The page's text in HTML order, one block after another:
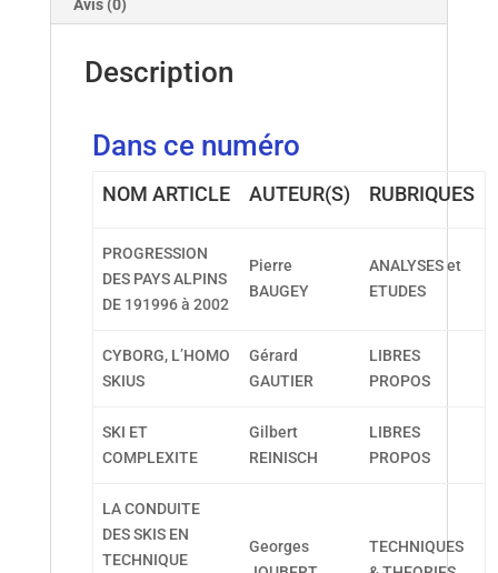
Avis (0)
Description
Dans ce numéro
NOM ARTICLE AUTEUR(S) RUBRIQUES
PROGRESSION
DES PAYS ALPINS
DE 191996 à 2002
Pierre
BAUGEY
ANALYSES et
ETUDES
CYBORG, L’HOMO
SKIUS
Gérard
GAUTIER
LIBRES
PROPOS
SKI ET
COMPLEXITE
Gilbert
REINISCH
LIBRES
PROPOS
LA CONDUITE
DES SKIS EN
TECHNIQUE
Georges
TECHNIQUES